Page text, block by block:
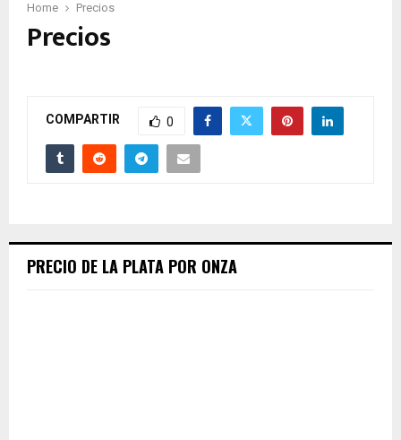
Home Precios
Precios
COMPARTIR 0
PRECIO DE LA PLATA POR ONZA